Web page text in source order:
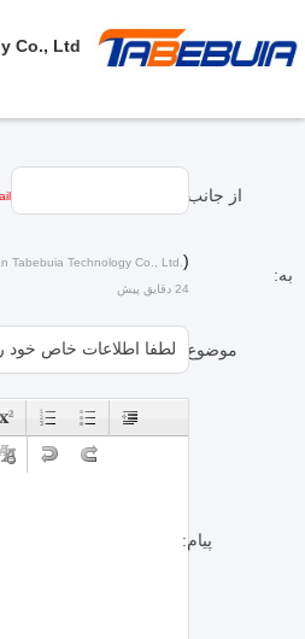
Co., Ltd.
از جانب:
به:
Tabebuia Technology Co., Ltd. )
24 دقایق پیش
موضوع:
پیام: